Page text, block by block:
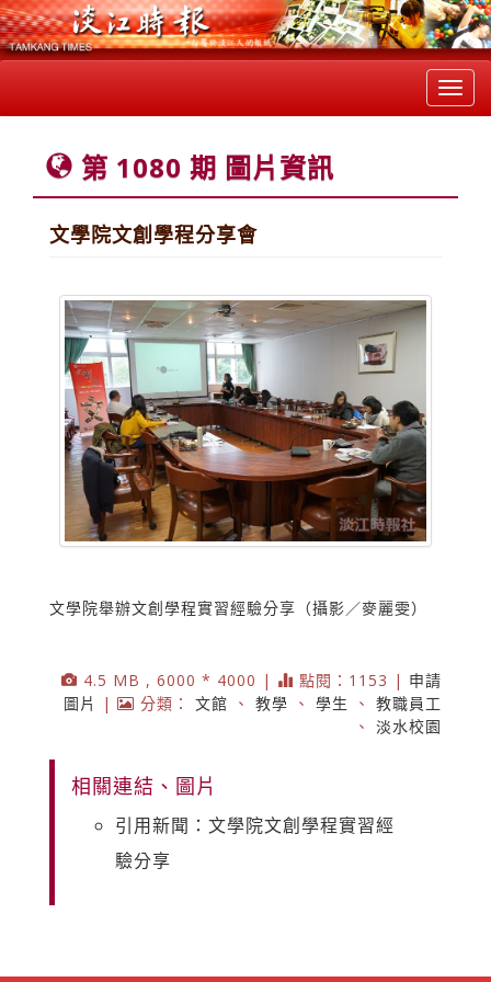
第 1080 期 圖片資訊
文學院文創學程分享會
文學院舉辦文創學程實習經驗分享（攝影／麥麗雯）
4.5 MB , 6000 * 4000 | 點閱：1153 | 申請
圖片
| 分類： 文館 、 教學 、 學生 、 教職員工
、 淡水校園
相關連結、圖片
引用新聞：文學院文創學程實習經
驗分享